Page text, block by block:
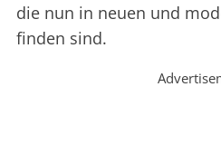
die nun in neuen und
finden sind.